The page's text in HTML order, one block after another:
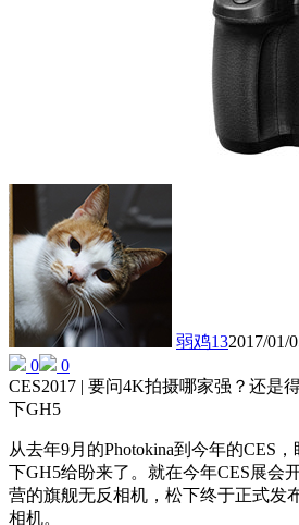
弱鸡132017/01/
0
0
CES2017 | 要问4K拍摄哪家强？还是
下GH5
从去年9月的Photokina到今年的CES
下GH5给盼来了。就在今年CES展会
营的旗舰无反相机，松下终于正式发
相机。